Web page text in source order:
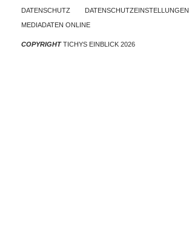
DATENSCHUTZ
DATENSCHUTZEINSTELLUNGEN
MEDIADATEN ONLINE
COPYRIGHTTICHYS EINBLICK 2026